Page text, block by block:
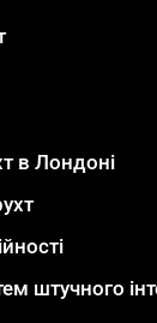
в Лондоні
штучного